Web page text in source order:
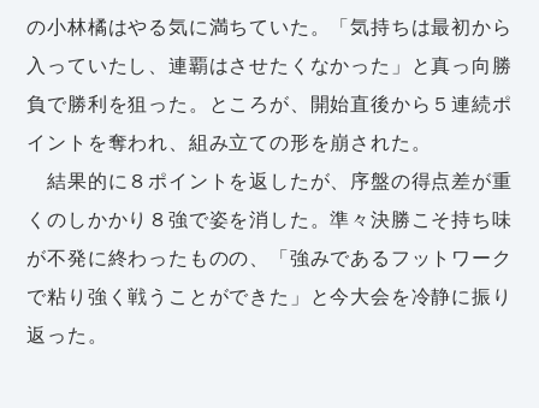
の小林橘はやる気に満ちていた。「気持ちは最初から
入っていたし、連覇はさせたくなかった」と真っ向勝
負で勝利を狙った。ところが、開始直後から５連続ポ
イントを奪われ、組み立ての形を崩された。
結果的に８ポイントを返したが、序盤の得点差が重
くのしかかり８強で姿を消した。準々決勝こそ持ち味
が不発に終わったものの、「強みであるフットワーク
で粘り強く戦うことができた」と今大会を冷静に振り
返った。